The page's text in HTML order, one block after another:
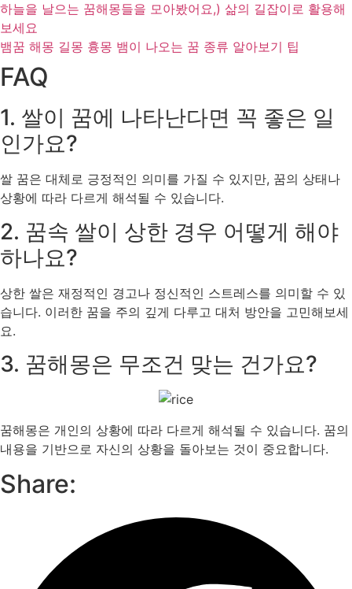
하늘을 날으는 꿈해몽들을 모아봤어요,) 삶의 길잡이로 활용해
보세요
뱀꿈 해몽 길몽 흉몽 뱀이 나오는 꿈 종류 알아보기 팁
FAQ
1. 쌀이 꿈에 나타난다면 꼭 좋은 일
인가요?
쌀 꿈은 대체로 긍정적인 의미를 가질 수 있지만, 꿈의 상태나
상황에 따라 다르게 해석될 수 있습니다.
2. 꿈속 쌀이 상한 경우 어떻게 해야
하나요?
상한 쌀은 재정적인 경고나 정신적인 스트레스를 의미할 수 있
습니다. 이러한 꿈을 주의 깊게 다루고 대처 방안을 고민해보세
요.
3. 꿈해몽은 무조건 맞는 건가요?
꿈해몽은 개인의 상황에 따라 다르게 해석될 수 있습니다. 꿈의
내용을 기반으로 자신의 상황을 돌아보는 것이 중요합니다.
Share: